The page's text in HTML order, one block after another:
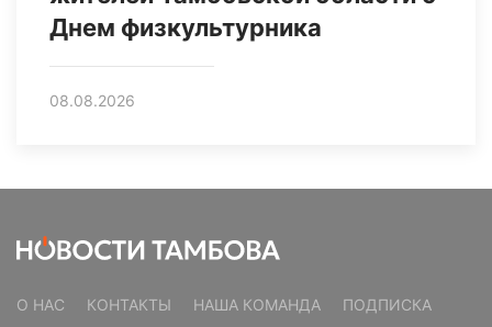
Днем физкультурника
08.08.2026
О НАС КОНТАКТЫ НАША КОМАНДА
ПОДПИСКА